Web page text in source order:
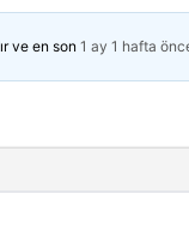
ve en son 1 ay 1 hafta